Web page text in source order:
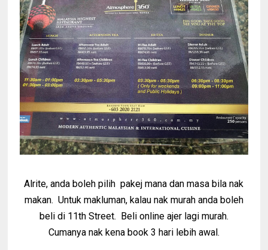
Alrite, anda boleh pilih pakej mana dan masa bila nak
makan. Untuk makluman, kalau nak murah anda boleh
beli di 11th Street. Beli online ajer lagi murah.
Cumanya nak kena book 3 hari lebih awal.